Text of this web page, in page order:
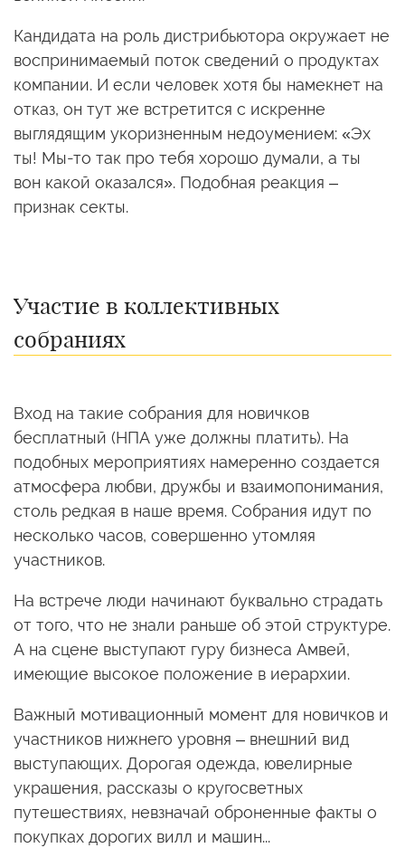
Кандидата на роль дистрибьютора окружает не
воспринимаемый поток сведений о продуктах
компании. И если человек хотя бы намекнет на
отказ, он тут же встретится с искренне
выглядящим укоризненным недоумением: «Эх
ты! Мы-то так про тебя хорошо думали, а ты
вон какой оказался». Подобная реакция –
признак секты.
Участие в коллективных
собраниях
Вход на такие собрания для новичков
бесплатный (НПА уже должны платить). На
подобных мероприятиях намеренно создается
атмосфера любви, дружбы и взаимопонимания,
столь редкая в наше время. Собрания идут по
несколько часов, совершенно утомляя
участников.
На встрече люди начинают буквально страдать
от того, что не знали раньше об этой структуре.
А на сцене выступают гуру бизнеса Амвей,
имеющие высокое положение в иерархии.
Важный мотивационный момент для новичков и
участников нижнего уровня – внешний вид
выступающих. Дорогая одежда, ювелирные
украшения, рассказы о кругосветных
путешествиях, невзначай оброненные факты о
покупках дорогих вилл и машин...